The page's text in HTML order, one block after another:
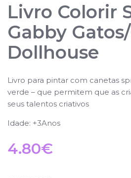
Livro Colorir
Gabby
Dollhouse
Livro para pintar com canetas
verde – que permitem que as
seus talentos criativos
Idade: +3Anos
4.80€